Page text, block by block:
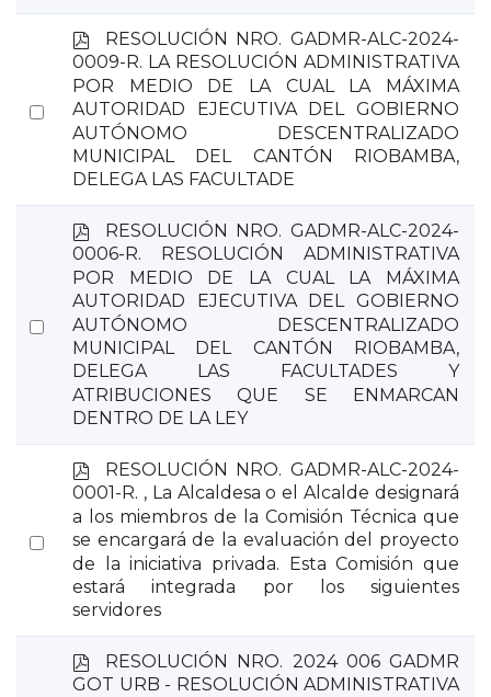
Select
p
d
f
RESOLUCIÓN NRO. GADMR-ALC-2024-
0009-R. LA RESOLUCIÓN ADMINISTRATIVA
POR MEDIO DE LA CUAL LA MÁXIMA
AUTORIDAD EJECUTIVA DEL GOBIERNO
AUTÓNOMO DESCENTRALIZADO
MUNICIPAL DEL CANTÓN RIOBAMBA,
DELEGA LAS FACULTADE
Select
p
d
f
RESOLUCIÓN NRO. GADMR-ALC-2024-
0006-R. RESOLUCIÓN ADMINISTRATIVA
POR MEDIO DE LA CUAL LA MÁXIMA
AUTORIDAD EJECUTIVA DEL GOBIERNO
AUTÓNOMO DESCENTRALIZADO
MUNICIPAL DEL CANTÓN RIOBAMBA,
DELEGA LAS FACULTADES Y
ATRIBUCIONES QUE SE ENMARCAN
DENTRO DE LA LEY
Select
p
d
f
RESOLUCIÓN NRO. GADMR-ALC-2024-
0001-R. , La Alcaldesa o el Alcalde designará
a los miembros de la Comisión Técnica que
se encargará de la evaluación del proyecto
de la iniciativa privada. Esta Comisión que
estará integrada por los siguientes
servidores
p
d
RESOLUCIÓN NRO. 2024 006 GADMR
GOT URB - RESOLUCIÓN ADMINISTRATIVA